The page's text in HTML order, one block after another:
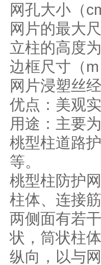
网孔大小（
网片的最大
立柱的高度
边框尺寸（
网片浸塑丝
优点：美观
用途：主要
桃型柱道路
等。
桃型柱防护
柱体、连接
两侧面有若
状，筒状柱
纵向，以与